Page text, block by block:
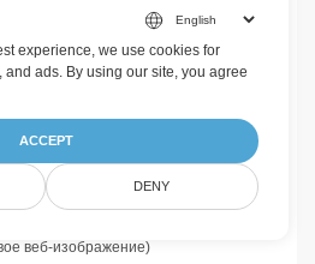
сетевая графика)
TIFF
WEBP
веб-изображение)
experience, we use cookies for
ads. By using our site, you agree
ACCEPT
DENY